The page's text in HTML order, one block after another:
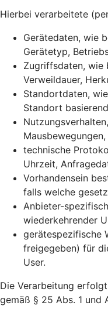
Hierbei verarbeitete
Gerätedaten, wie
Gerätetyp,
Zugriffsdaten, wie
Verweildauer,
Standortdaten,
Standort
technische
Uhrzeit,
Vorhandensein
falls welche
Anbieter-
wiederkehrender
gerätespezifische
freigegeben) für
User.
Die Verarbeitung
gemäß § 25 Abs. 1 und